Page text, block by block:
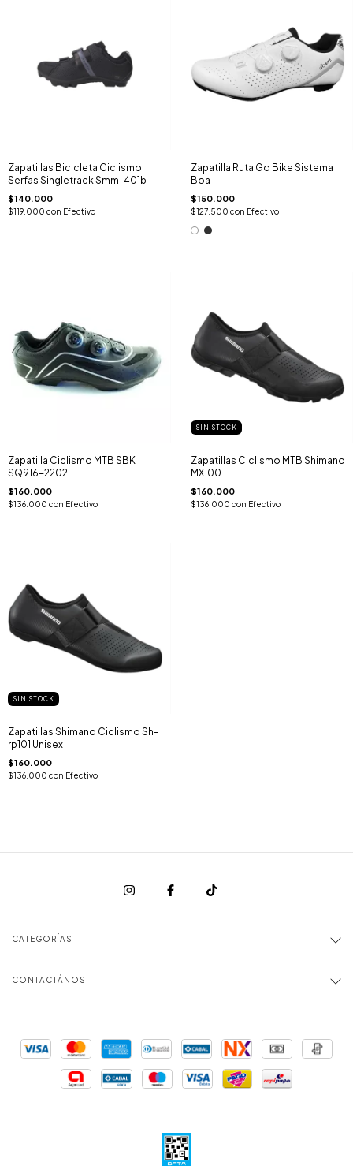
Zapatillas Bicicleta Ciclismo
Serfas Singletrack Smm-401b
$140.000
$119.000 con Efectivo
Zapatilla Ruta Go Bike Sistema
Boa
$150.000
$127.500 con Efectivo
Zapatilla Ciclismo MTB SBK
SQ916-2202
$160.000
$136.000 con Efectivo
SIN STOCK
Zapatillas Ciclismo MTB Shimano
MX100
$160.000
$136.000 con Efectivo
SIN STOCK
Zapatillas Shimano Ciclismo Sh-
rp101 Unisex
$160.000
$136.000 con Efectivo
CATEGORÍAS
CONTACTÁNOS